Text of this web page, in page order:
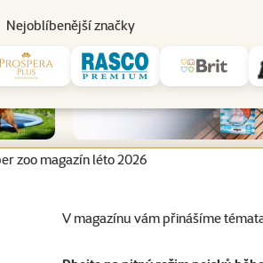
Nejoblíbenější značky
Služby
zoo magazín léto 2026
V magazínu vám přinášíme